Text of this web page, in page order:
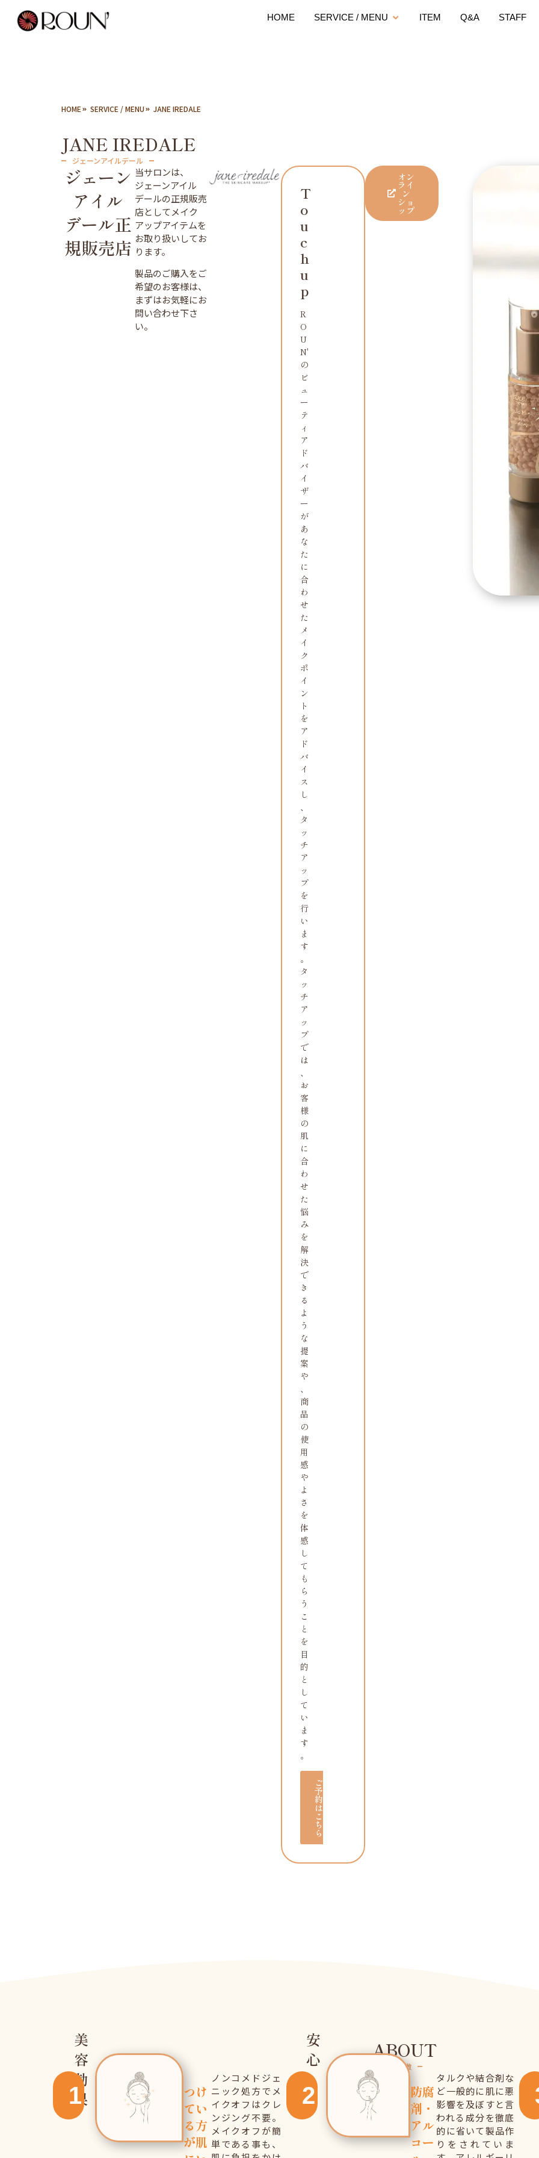
HOME SERVICE / MENU ITEM Q&A STAFF
HOME SERVICE / MENU JANE IREDALE
JANE IREDALE
ジェーンアイルデール
ジェーン
アイル
デール正
規販売店
当サロンは、
ジェーンアイル
デールの正規販売
店としてメイク
アップアイテムを
お取り扱いしてお
ります。
製品のご購入をご
希望のお客様は、
まずはお気軽にお
問い合わせ下さ
い。
T
o
u
c
h
u
p
R
O
U
N'
の
ビ
ュ
ー
テ
ィ
ア
ド
バ
イ
ザ
ー
が
あ
な
た
に
合
わ
せ
た
メ
イ
ク
ポ
イ
ン
ト
を
ア
ド
バ
イ
ス
し
、
タ
ッ
チ
ア
ッ
プ
を
行
い
ま
す
。
タ
ッ
チ
ア
ッ
プ
で
は
、
お
客
様
の
肌
に
合
わ
せ
た
悩
み
を
解
決
で
き
る
よ
う
な
提
案
や
、
商
品
の
使
用
感
や
よ
さ
を
体
感
し
て
も
ら
う
こ
と
を
目
的
と
し
て
い
ま
す
。
ご
予
約
は
こ
ち
ら
オン
ライ
ン
ショ
ップ
ABOUT
特徴
1
美
容
効
果
つけ
てい
る方
が肌
ノンコメドジェ
ニック処方でメ
イクオフはクレ
ンジング不要。
メイクオフが簡
単である事も、
2
安
心
防腐
剤・
アル
コー
タルクや結合剤な
ど一般的に肌に悪
影響を及ぼすと言
われる成分を徹底
的に省いて製品作
りをされていま